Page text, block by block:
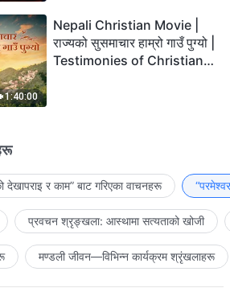
1:40:00
Nepali Christian Movie |
राज्यको सुसमाचार हाम्रो गाउँ पुग्यो |
Testimonies of Christians
र काम” बाट गरिएका वाचनहरू
प्रवचन श्रृङ्खला: आस्थामा सत्यताको खोजी
मण्डली जीवन—विभिन्‍न कार्यक्रम श्रृंखलाहरू